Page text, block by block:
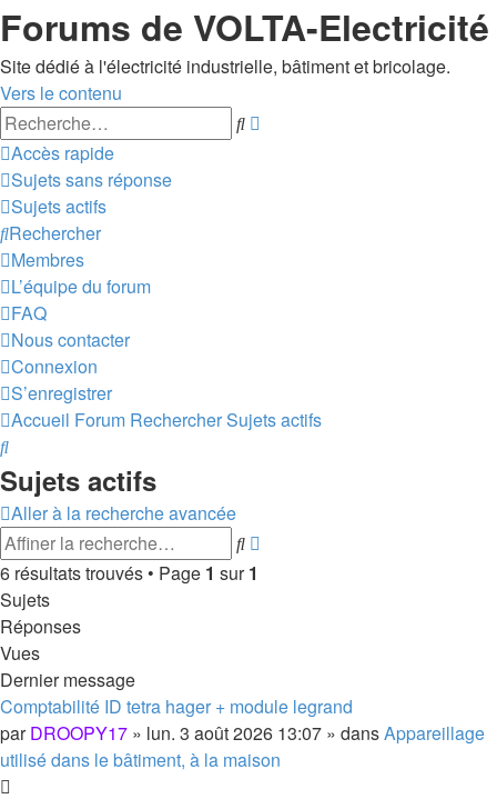
Forums de VOLTA-Electricité
Site dédié à l'électricité industrielle, bâtiment et bricolage.
Vers le contenu
Rechercher
Accès rapide
Sujets sans réponse
Sujets actifs
Rechercher
Membres
L’équipe du forum
FAQ
Nous contacter
Connexion
S’enregistrer
Accueil Forum RechercherSujets actifs
Rechercher
Sujets actifs
Aller à la recherche avancée
Rechercher
6 résultats trouvés • Page 1 sur1
Sujets
Réponses
Vues
Dernier message
Comptabilité ID tetra hager + module legrand
parDROOPY17 » lun. 3 août 2026 13:07 » dansAppareillage
utilisé dans le bâtiment, à la maison